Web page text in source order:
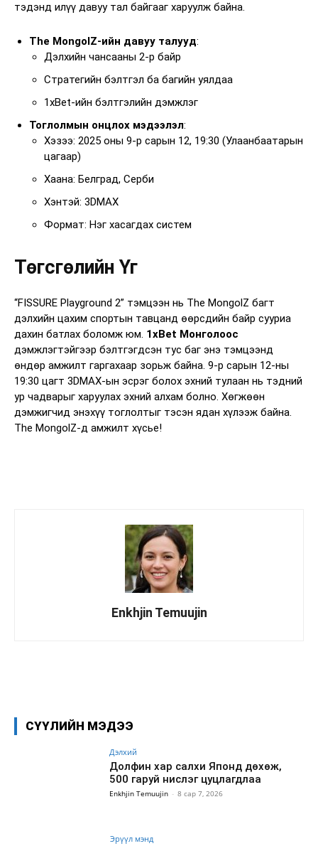
тэдэнд илүү давуу тал байгааг харуулж байна.
The MongolZ-ийн давуу талууд:
Дэлхийн чансааны 2-р байр
Стратегийн бэлтгэл ба багийн уялдаа
1xBet-ийн бэлтгэлийн дэмжлэг
Тоглолмын онцлох мэдээлэл:
Хэзээ: 2025 оны 9-р сарын 12, 19:30 (Улаанбаатарын
цагаар)
Хаана: Белград, Серби
Хэнтэй: 3DMAX
Формат: Нэг хасагдах систем
Төгсгөлийн Үг
“FISSURE Playground 2” тэмцээн нь The MongolZ багт
дэлхийн цахим спортын тавцанд өөрсдийн байр сууриа
дахин батлах боломж юм. 1xBet Монголоос
дэмжлэгтэйгээр бэлтгэгдсэн тус баг энэ тэмцээнд
өндөр амжилт гаргахаар зорьж байна. 9-р сарын 12-ны
19:30 цагт 3DMAX-ын эсрэг болох эхний тулаан нь тэдний
ур чадварыг харуулах эхний алхам болно. Хөгжөөн
дэмжигчид энэхүү тоглолтыг тэсэн ядан хүлээж байна.
The MongolZ-д амжилт хүсье!
Enkhjin Temuujin
СҮҮЛИЙН МЭДЭЭ
Дэлхий
Долфин хар салхи Японд дөхөж,
500 гаруй нислэг цуцлагдлаа
Enkhjin Temuujin - 8 сар 7, 2026
Эрүүл мэнд